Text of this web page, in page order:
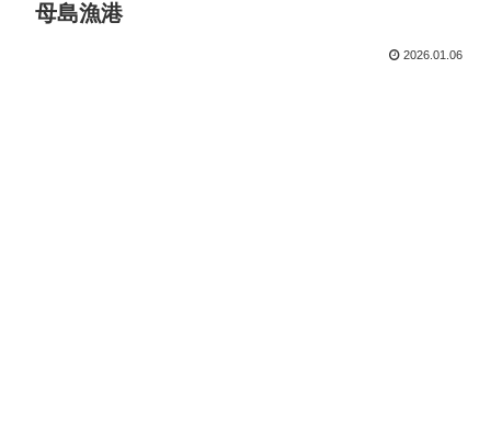
母島漁港
2026.01.06